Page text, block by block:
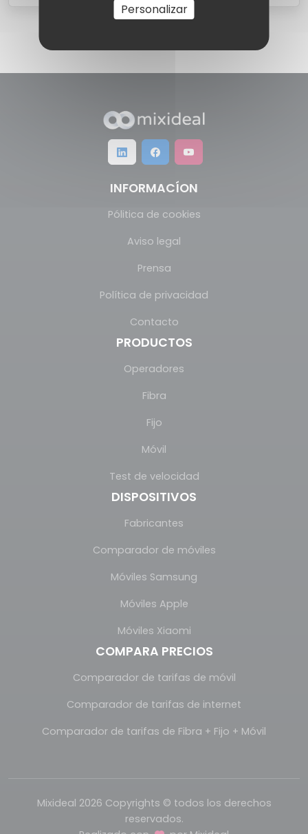
INFORMACÍON
Pólitica de cookies
Aviso legal
Prensa
Política de privacidad
Contacto
PRODUCTOS
Operadores
Fibra
Fijo
Móvil
Test de velocidad
DISPOSITIVOS
Fabricantes
Comparador de móviles
Móviles Samsung
Móviles Apple
Móviles Xiaomi
COMPARA PRECIOS
Comparador de tarifas de móvil
Comparador de tarifas de internet
Comparador de tarifas de Fibra + Fijo + Móvil
Mixideal 2026 Copyrights © todos los derechos
reservados.
Personalizar